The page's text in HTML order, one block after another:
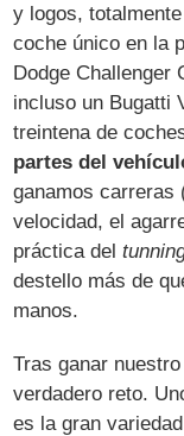
y logos,
coche único en la
Dodge Challenger
incluso un Bugatti
treintena de
partes del
ganamos carreras
velocidad, el
práctica del
destello más de
manos.
Tras ganar
verdadero reto.
es la gran